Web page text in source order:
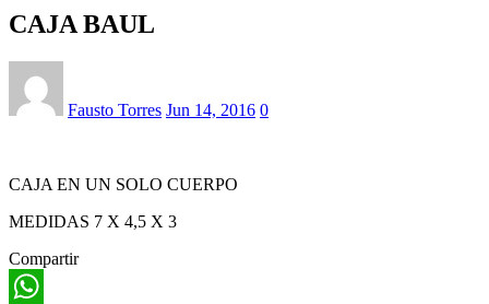
CAJA BAUL
Fausto Torres Jun 14, 2016 0
CAJA EN UN SOLO CUERPO
MEDIDAS 7 X 4,5 X 3
Compartir